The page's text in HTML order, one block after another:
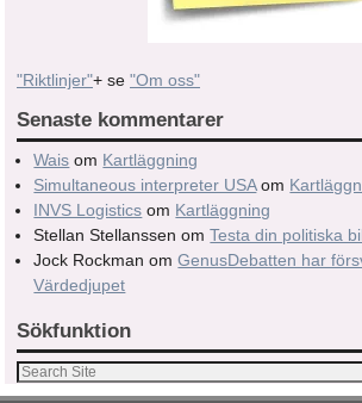
"Riktlinjer"+ se "Om oss"
Senaste kommentarer
Wais om Kartläggning
Simultaneous interpreter USAom
INVS Logistics om Kartläggning
Stellan Stellanssen omTesta din politiska
Jock Rockman omGenusDebatten har
Värdedjupet
Sökfunktion